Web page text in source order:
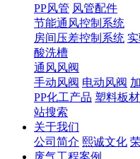
PP风管 风管配件
节能通风控制系统
房间压差控制系统
酸洗槽
通风风阀
手动风阀 电动风阀
PP化工产品 塑料板材
站搜索
关于我们
公司简介 熙诚文化
废气工程案例